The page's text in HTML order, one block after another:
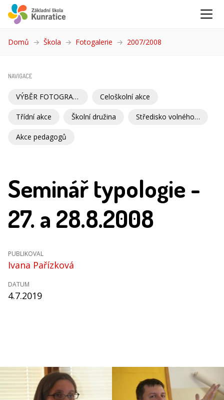
Domů Škola Fotogalerie 2007/2008
NAVIGACE
VÝBĚR FOTOGRAFIÍ Celoškolní akce
Třídní akce Školní družina Středisko volného času
Akce pedagogů
Seminář typologie -
27. a 28.8.2008
PUBLIKOVAL
Ivana Pařízková
DATUM
4.7.2019